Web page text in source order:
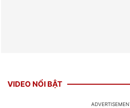
VIDEO NỔI BẬT